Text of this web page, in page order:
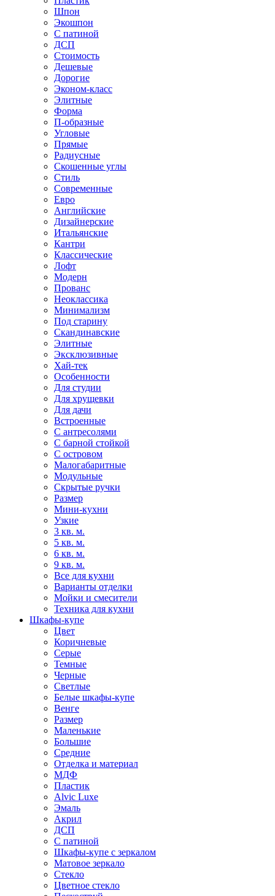
Шпон
Экошпон
С патиной
ДСП
Стоимость
Дешевые
Дорогие
Эконом-класс
Элитные
Форма
П-образные
Угловые
Прямые
Радиусные
Скошенные углы
Стиль
Современные
Евро
Английские
Дизайнерские
Итальянские
Кантри
Классические
Лофт
Модерн
Прованс
Неоклассика
Минимализм
Под старину
Скандинавские
Элитные
Эксклюзивные
Хай-тек
Особенности
Для студии
Для хрущевки
Для дачи
Встроенные
С антресолями
С барной стойкой
С островом
Малогабаритные
Модульные
Скрытые ручки
Размер
Мини-кухни
Узкие
3 кв. м.
5 кв. м.
6 кв. м.
9 кв. м.
Все для кухни
Варианты отделки
Мойки и смесители
Техника для кухни
Шкафы-купе
Цвет
Коричневые
Серые
Темные
Черные
Светлые
Белые шкафы-купе
Венге
Размер
Маленькие
Большие
Средние
Отделка и материал
МДФ
Пластик
Alvic Luxe
Эмаль
Акрил
ДСП
С патиной
Шкафы-купе с зеркалом
Матовое зеркало
Стекло
Цветное стекло